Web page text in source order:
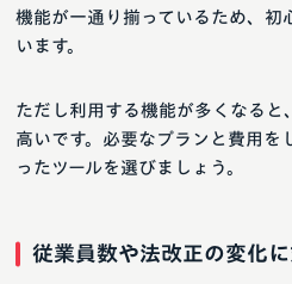
機能が一通り揃っているため、初
います。
ただし利用する機能が多くなる
高いです。必要なプランと費用を
ったツールを選びましょう。
従業員数や法改正の変化